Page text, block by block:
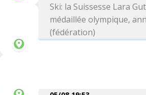
Ski: la Suissesse Lara
médaillée olympique,
(fédération)